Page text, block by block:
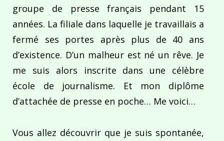
groupe de presse français pendant 15
années. La filiale dans laquelle je travaillais a
fermé ses portes après plus de 40 ans
d’existence. D’un malheur est né un rêve. Je
me suis alors inscrite dans une célèbre
école de journalisme. Et mon diplôme
d’attachée de presse en poche… Me voici…
Vous allez découvrir que je suis spontanée,